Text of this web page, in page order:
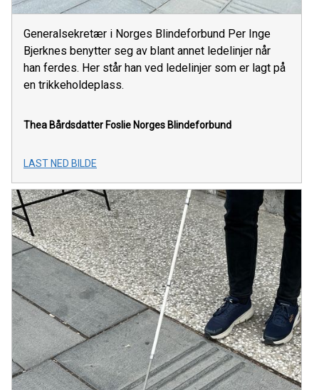
Generalsekretær i Norges Blindeforbund Per Inge
Bjerknes benytter seg av blant annet ledelinjer når
han ferdes. Her står han ved ledelinjer som er lagt på
en trikkeholdeplass.
Thea Bårdsdatter Foslie Norges Blindeforbund
LAST NED BILDE